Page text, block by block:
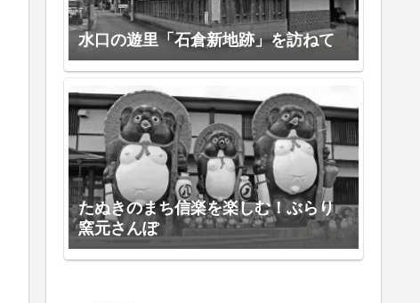
水口の遊里「石倉新地跡」を訪ねて
たぬきのまち信楽を楽しむ！ぶらり
窯元さんぽ